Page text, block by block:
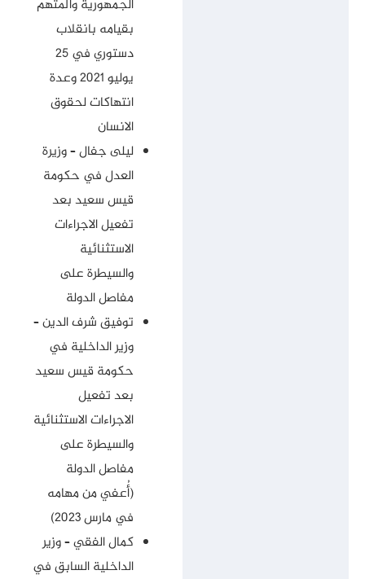
الجمهورية والمتهم
بقيامه بانقلاب
دستوري في 25
يوليو 2021 وعدة
انتهاكات لحقوق
الانسان
ليلى جفال – وزيرة
العدل في حكومة
قيس سعيد بعد
تفعيل الاجراءات
الاستثنائية
والسيطرة على
مفاصل الدولة
توفيق شرف الدين –
وزير الداخلية في
حكومة قيس سعيد
بعد تفعيل
الاجراءات الاستثنائية
والسيطرة على
مفاصل الدولة
(أُعفي من مهامه
في مارس 2023)
كمال الفقي – وزير
الداخلية السابق في